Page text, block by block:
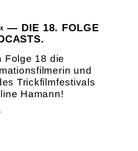
— DIE 18. FOLGE
Folge 18 die
und
Trickfilmfestivals
Hamann!